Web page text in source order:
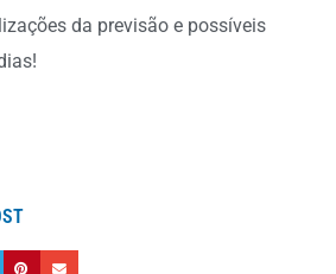
da previsão e possíveis